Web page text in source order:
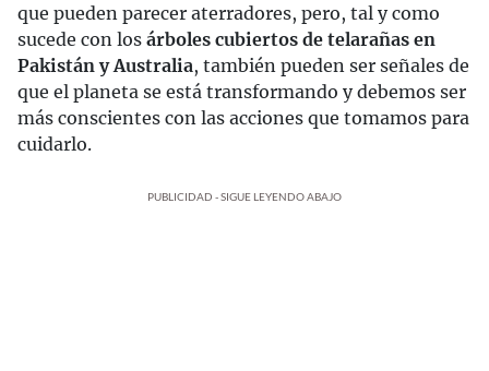
que pueden parecer aterradores, pero, tal y como
sucede con los árboles cubiertos de telarañas en
Pakistán y Australia, también pueden ser señales de
que el planeta se está transformando y debemos ser
más conscientes con las acciones que tomamos para
cuidarlo.
PUBLICIDAD - SIGUE LEYENDO ABAJO